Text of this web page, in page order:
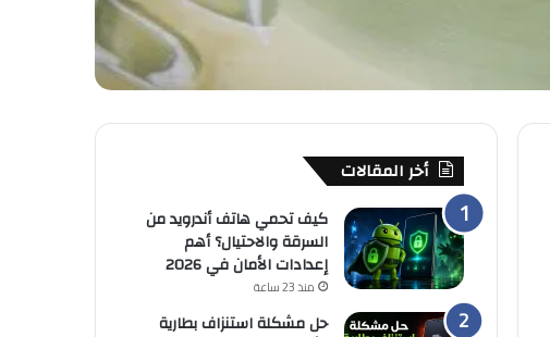
أخر المقالات
كيف تحمي هاتف أندرويد من
السرقة والاحتيال؟ أهم
إعدادات الأمان في 2026
منذ 23 ساعة
حل مشكلة استنزاف بطارية